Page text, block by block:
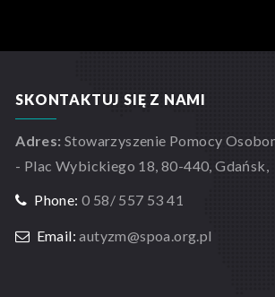
SKONTAKTUJ SIĘ Z NAMI
Adres: Stowarzyszenie Pomocy
- Plac Wybickiego 18, 80-440, Gdańsk,
Phone: 0 58/ 557 53 41
Email: autyzm@spoa.org.pl